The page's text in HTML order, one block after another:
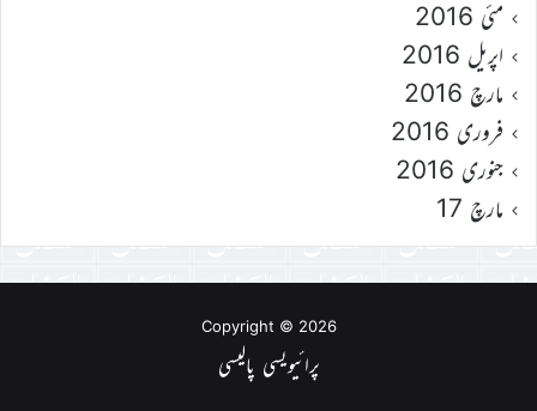
مئی 2016
اپریل 2016
مارچ 2016
فروری 2016
جنوری 2016
مارچ 17
Copyright © 2026
پرائیویسی پالیسی